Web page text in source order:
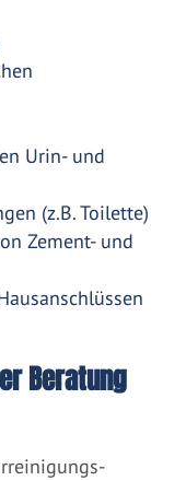
Urin- und
(z.B. Toilette)
Zement- und
Beratung